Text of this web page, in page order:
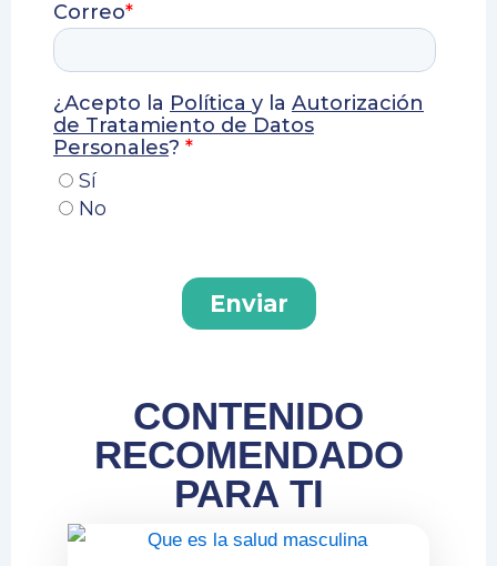
CONTENIDO
RECOMENDADO
PARA TI